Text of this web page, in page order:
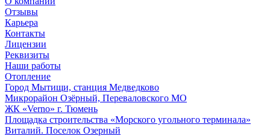
Отзывы
Карьера
Контакты
Лицензии
Реквизиты
Наши работы
Отопление
Город Мытищи, станция Медведково
Микрорайон Озёрный, Переваловского МО
ЖК «Verno» г. Тюмень
Площадка строительства «Морского угольного терминала»
Виталий. Поселок Озерный